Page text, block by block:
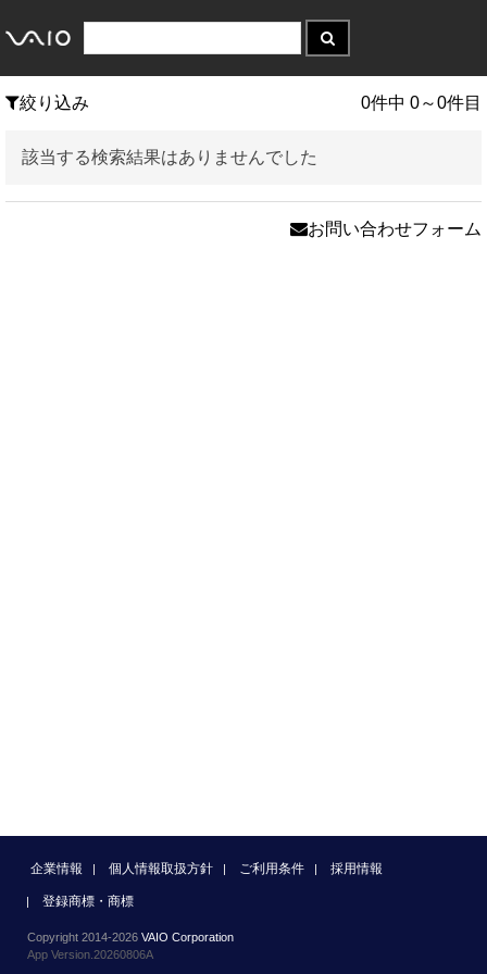
絞り込み 0件中 0～0件目
該当する検索結果はありませんでした
お問い合わせフォーム
企業情報 個人情報取扱方針 ご利用条件 採用情報
登録商標・商標
Copyright 2014-2026 VAIO Corporation
App Version.20260806A